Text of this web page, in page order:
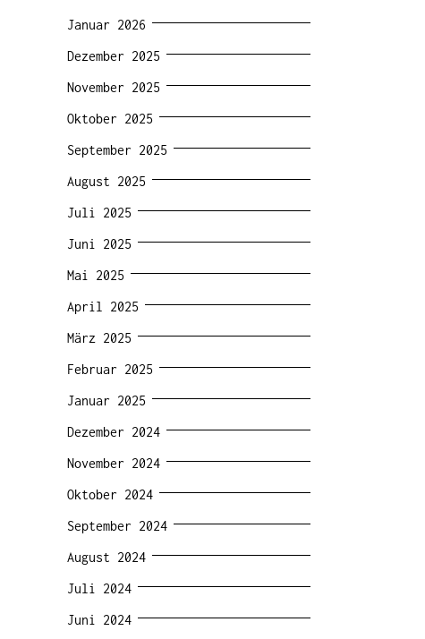
Januar 2026
Dezember 2025
November 2025
Oktober 2025
September 2025
August 2025
Juli 2025
Juni 2025
Mai 2025
April 2025
März 2025
Februar 2025
Januar 2025
Dezember 2024
November 2024
Oktober 2024
September 2024
August 2024
Juli 2024
Juni 2024